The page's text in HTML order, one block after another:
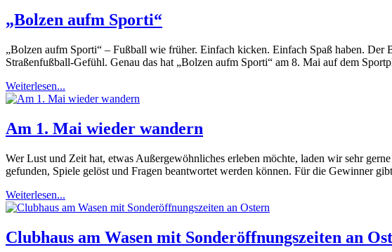
„Bolzen aufm Sporti“
„Bolzen aufm Sporti“ – Fußball wie früher. Einfach kicken. Einfach Spaß haben.
Straßenfußball-Gefühl. Genau das hat „Bolzen aufm Sporti“ am 8. Mai auf dem
Weiterlesen...
Am 1. Mai wieder wandern
Wer Lust und Zeit hat, etwas Außergewöhnliches erleben möchte, laden wir sehr
gefunden, Spiele gelöst und Fragen beantwortet werden können. Für die Gewinner
Weiterlesen...
Clubhaus am Wasen mit Sonderöffnungszeiten an